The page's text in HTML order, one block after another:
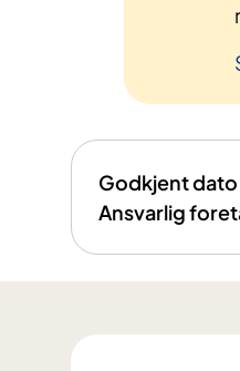
Godkjent
Ansvarlig